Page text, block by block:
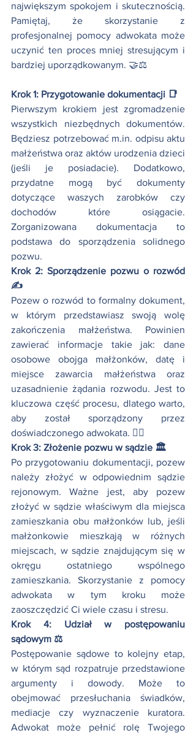
największym spokojem i skutecznością.
Pamiętaj, że skorzystanie z
profesjonalnej pomocy adwokata może
uczynić ten proces mniej stresującym i
bardziej uporządkowanym. 🤝⚖️
Krok 1: Przygotowanie dokumentacji 📑
Pierwszym krokiem jest zgromadzenie
wszystkich niezbędnych dokumentów.
Będziesz potrzebować m.in. odpisu aktu
małżeństwa oraz aktów urodzenia dzieci
(jeśli je posiadacie). Dodatkowo,
przydatne mogą być dokumenty
dotyczące waszych zarobków czy
dochodów które osiągacie.
Zorganizowana dokumentacja to
podstawa do sporządzenia solidnego
pozwu.
Krok 2: Sporządzenie pozwu o rozwód
✍️
Pozew o rozwód to formalny dokument,
w którym przedstawiasz swoją wolę
zakończenia małżeństwa. Powinien
zawierać informacje takie jak: dane
osobowe obojga małżonków, datę i
miejsce zawarcia małżeństwa oraz
uzasadnienie żądania rozwodu. Jest to
kluczowa część procesu, dlatego warto,
aby został sporządzony przez
doświadczonego adwokata. 👨‍⚖️
Krok 3: Złożenie pozwu w sądzie 🏛️
Po przygotowaniu dokumentacji, pozew
należy złożyć w odpowiednim sądzie
rejonowym. Ważne jest, aby pozew
złożyć w sądzie właściwym dla miejsca
zamieszkania obu małżonków lub, jeśli
małżonkowie mieszkają w różnych
miejscach, w sądzie znajdującym się w
okręgu ostatniego wspólnego
zamieszkania. Skorzystanie z pomocy
adwokata w tym kroku może
zaoszczędzić Ci wiele czasu i stresu.
Krok 4: Udział w postępowaniu
sądowym ⚖️
Postępowanie sądowe to kolejny etap,
w którym sąd rozpatruje przedstawione
argumenty i dowody. Może to
obejmować przesłuchania świadków,
mediacje czy wyznaczenie kuratora.
Adwokat może pełnić rolę Twojego